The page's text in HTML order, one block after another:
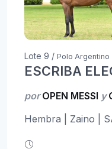
Lote 9 / Polo Argentino
ESCRIBA
porOPEN MESSI y
Hembra | Zaino |